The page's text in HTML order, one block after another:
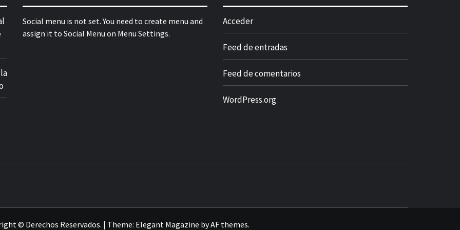
Social menu is not set. You need to create menu and
assign it to Social Menu on Menu Settings.
Acceder
Feed de entradas
Feed de comentarios
WordPress.org
© Derechos Reservados. | Theme: Elegant Magazine byAF themes.